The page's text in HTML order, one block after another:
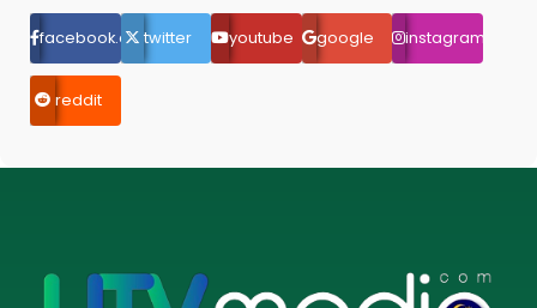
facebook.comtwitter youtube google instagram
reddit